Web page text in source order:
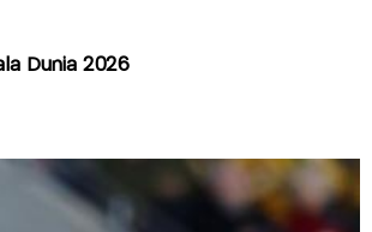
Dunia 2026